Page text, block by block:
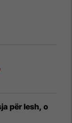
për lesh, o